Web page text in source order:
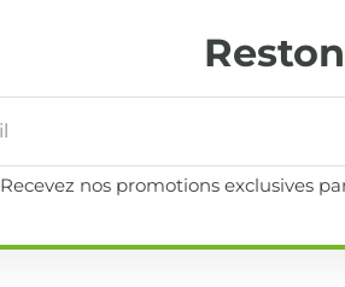
Recevez nos promotions exclusives